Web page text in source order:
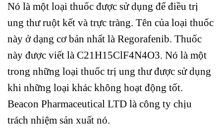
Nó là một loại thuốc được sử dụng để điều trị
ung thư ruột kết và trực tràng. Tên của loại thuốc
này ở dạng cơ bản nhất là Regorafenib. Thuốc
này được viết là C21H15ClF4N4O3. Nó là một
trong những loại thuốc trị ung thư được sử dụng
khi những loại khác không hoạt động tốt.
Beacon Pharmaceutical LTD là công ty chịu
trách nhiệm sản xuất nó.